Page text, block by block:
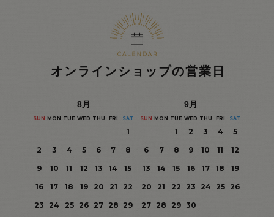
オンラインショップの営業日
8月
SUN MON TUE WED THU FRI SAT
1
2
3 4 5 6 7
8
9
10 11 12 13 14
15
16
17 18 19 20 21
22
23
24 25 26 27 28 29
9月
SUN MON TUE WED THU FRI SAT
1 2 3 4
5
6
7 8 9 10 11
12
13
14 15 16 17 18
19
20
21 22 23 24 25
26
27 28 29 30